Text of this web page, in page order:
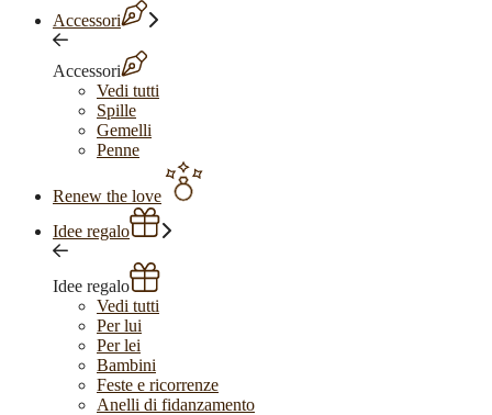
Accessori
Accessori
Vedi tutti
Spille
Gemelli
Penne
Renew the love
Idee regalo
Idee regalo
Vedi tutti
Per lui
Per lei
Bambini
Feste e ricorrenze
Anelli di fidanzamento